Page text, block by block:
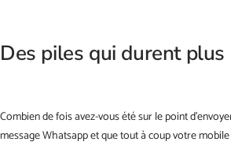
Des piles qui durent
Combien de fois avez-vous été sur le point
message Whatsapp et que tout à coup votre